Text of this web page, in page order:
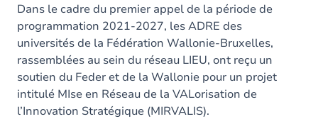
Dans le cadre du premier appel de la période de
programmation 2021-2027, les ADRE des
universités de la Fédération Wallonie-Bruxelles,
rassemblées au sein du réseau LIEU, ont reçu un
soutien du Feder et de la Wallonie pour un projet
intitulé MIse en Réseau de la VALorisation de
l’Innovation Stratégique (MIRVALIS).